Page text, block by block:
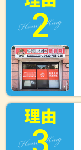
2
Hone King
理由
Hone King